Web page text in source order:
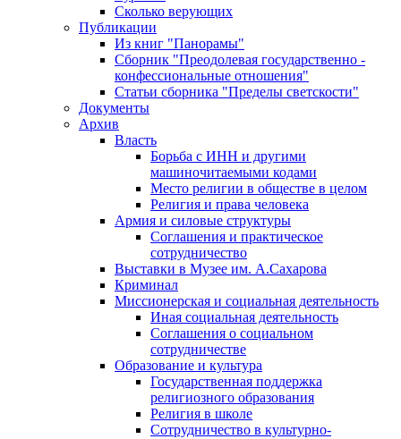
Сколько верующих
Публикации
Из книг "Панорамы"
Сборник "Преодолевая государственно -
конфессиональные отношения"
Статьи сборника "Пределы светскости"
Документы
Архив
Власть
Борьба с ИНН и другими
машиночитаемыми кодами
Место религии в обществе в целом
Религия и права человека
Армия и силовые структуры
Соглашения и практическое
сотрудничество
Выставки в Музее им. А.Сахарова
Криминал
Миссионерская и социальная деятельность
Иная социальная деятельность
Соглашения о социальном
сотрудничестве
Образование и культура
Государственная поддержка
религиозного образования
Религия в школе
Сотрудничество в культурно-